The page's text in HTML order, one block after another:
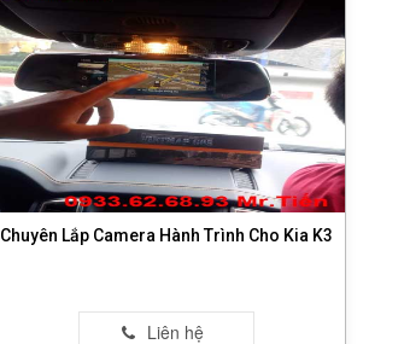
Chuyên Lắp Camera Hành Trình Cho Kia K3